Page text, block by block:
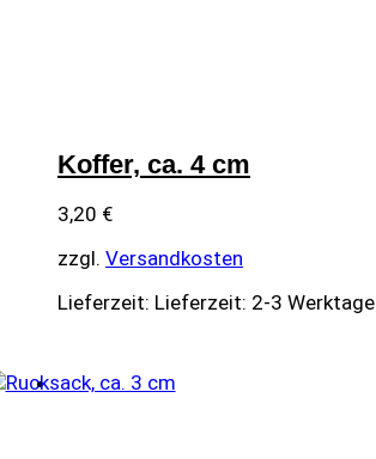
Koffer, ca. 4 cm
3,20 €
zzgl. Versandkosten
Lieferzeit: Lieferzeit: 2-3 Werktage